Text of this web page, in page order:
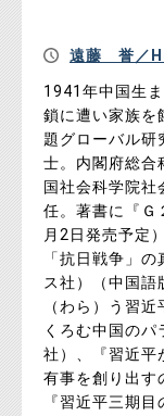
遠藤 誉／
1941年中国生
鎖に遭い家族を
題グローバル研
士。内閣府総合
国社会科学院社
任。著書に『
月2日発売予定
「抗日戦争」
ス社）（中国語
（わら）う習
くろむ中国のパ
社）、『習近
有事を創り出す
『習近平三期